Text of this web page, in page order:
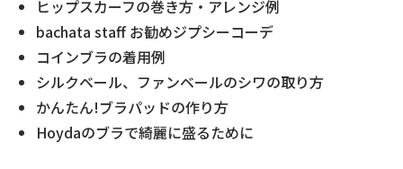
ヒップスカーフの巻き方・アレンジ例
bachata staff お勧めジプシーコーデ
コインブラの着用例
シルクベール、ファンベールのシワの取り方
かんたん!ブラパッドの作り方
Hoydaのブラで綺麗に盛るために